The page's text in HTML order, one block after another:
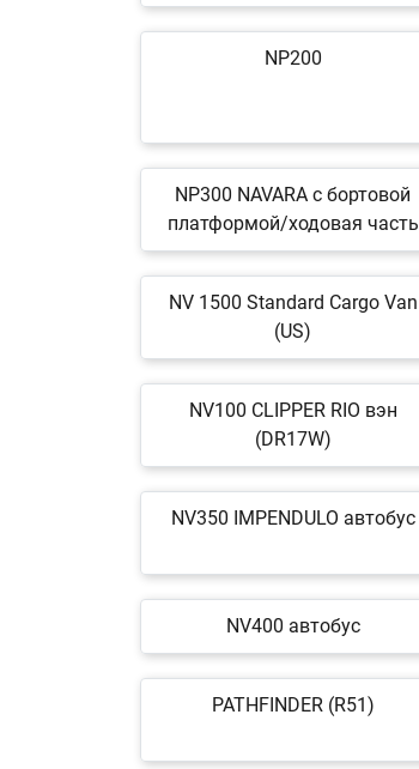
NP200
NP300 NAVARA c бортовой
платформой/ходовая часть
NV 1500 Standard Cargo Van
(US)
NV100 CLIPPER RIO вэн
(DR17W)
NV350 IMPENDULO автобус
NV400 автобус
PATHFINDER (R51)